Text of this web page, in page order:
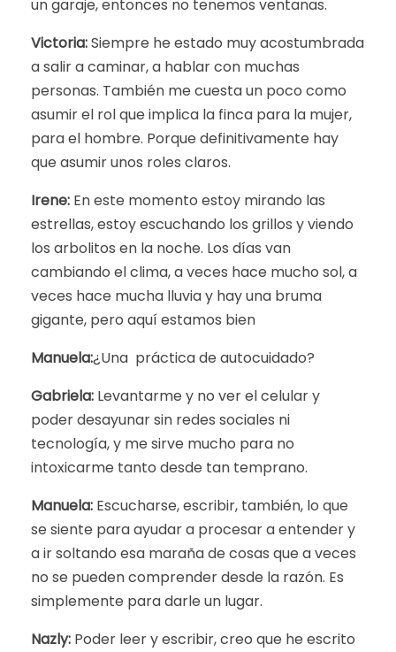
un garaje, entonces no tenemos ventanas.
Victoria:Siempre he estado muy acostumbrada
a salir a caminar, a hablar con muchas
personas. También me cuesta un poco como
asumir el rol que implica la finca para la mujer,
para el hombre. Porque definitivamente hay
que asumir unos roles claros.
Irene: En este momento estoy mirando las
estrellas, estoy escuchando los grillos y viendo
los arbolitos en la noche. Los días van
cambiando el clima, a veces hace mucho sol, a
veces hace mucha lluvia y hay una bruma
gigante, pero aquí estamos bien
Manuela:¿Una práctica de autocuidado?
Gabriela: Levantarme y no ver el celular y
poder desayunar sin redes sociales ni
tecnología, y me sirve mucho para no
intoxicarme tanto desde tan temprano.
Manuela: Escucharse, escribir, también, lo que
se siente para ayudar a procesar a entender y
a ir soltando esa maraña de cosas que a veces
no se pueden comprender desde la razón. Es
simplemente para darle un lugar.
Nazly: Poder leer y escribir, creo que he escrito